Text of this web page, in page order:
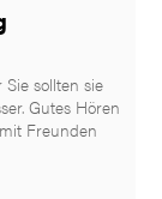
sollten sie
Gutes Hören
Freunden